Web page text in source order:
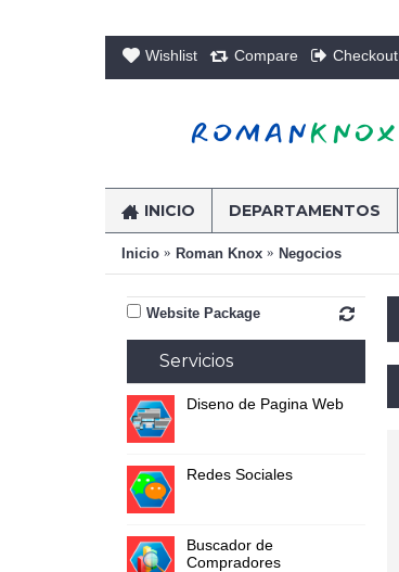
Wishlist Compare Checkout
INICIO DEPARTAMENTOS
Inicio Roman Knox Negocios
Website Package
Servicios
Diseno de Pagina Web
Redes Sociales
Buscador de
Compradores